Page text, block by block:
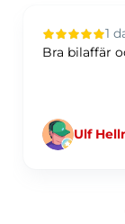
1
Bra bilaffär
Ulf